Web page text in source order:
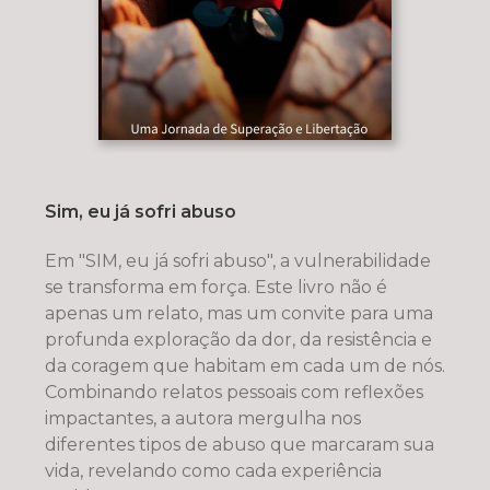
Sim, eu já sofri abuso
Em "SIM, eu já sofri abuso", a vulnerabilidade
se transforma em força. Este livro não é
apenas um relato, mas um convite para uma
profunda exploração da dor, da resistência e
da coragem que habitam em cada um de nós.
Combinando relatos pessoais com reflexões
impactantes, a autora mergulha nos
diferentes tipos de abuso que marcaram sua
vida, revelando como cada experiência